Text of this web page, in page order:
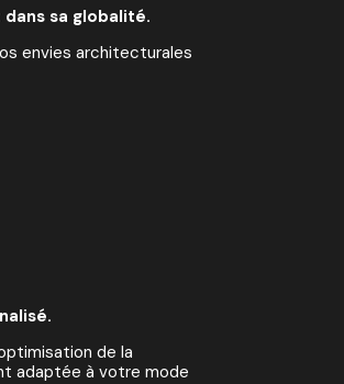
sa globalité.
envies architecturales
de la
adaptée à votre mode